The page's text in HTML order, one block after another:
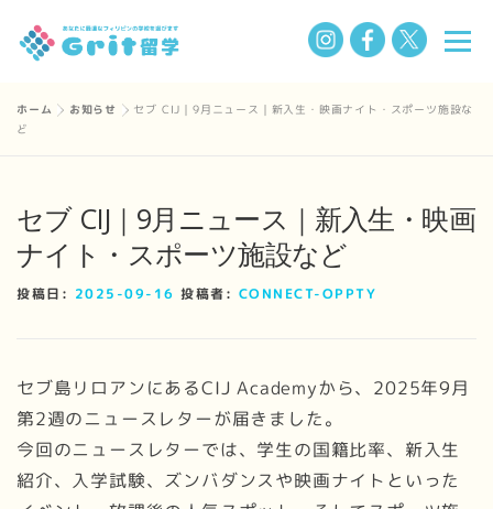
プ
メニ
学校一覧 Q&A 私たちについて お知らせ
BLOG
ホーム » お知らせ » セブ CIJ｜9月ニュース｜新入生・映画ナイト・スポーツ施設な
ど
セブ CIJ｜9月ニュース｜新入生・映画
ナイト・スポーツ施設など
投稿日: 2025-09-16 投稿者: CONNECT-OPPTY
セブ島リロアンにあるCIJ Academyから、2025年9月
第2週のニュースレターが届きました。
今回のニュースレターでは、学生の国籍比率、新入生
紹介、入学試験、ズンバダンスや映画ナイトといった